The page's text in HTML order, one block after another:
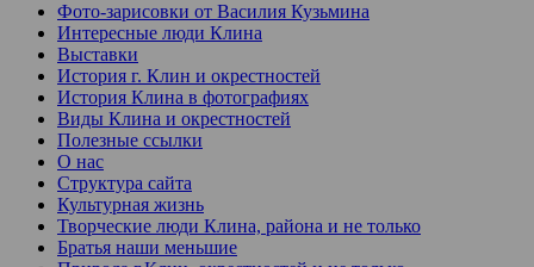
Фото-зарисовки от Василия Кузьмина
Интересные люди Клина
Выставки
История г. Клин и окрестностей
История Клина в фотографиях
Виды Клина и окрестностей
Полезные ссылки
О нас
Структура сайта
Культурная жизнь
Творческие люди Клина, района и не только
Братья наши меньшие